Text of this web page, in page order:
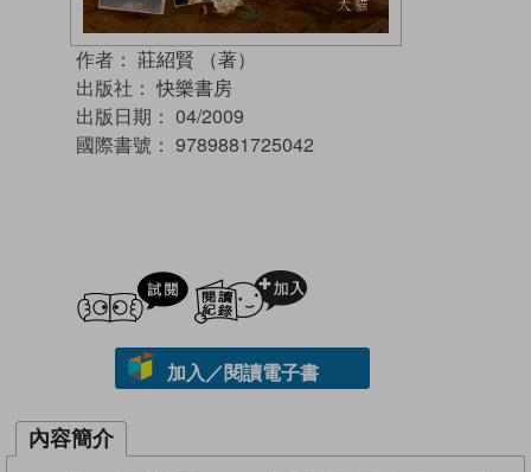
作者： 莊紹賢 （著）
出版社： 快樂書房
出版日期： 04/2009
國際書號： 9789881725042
試閲
加入／閱讀電子書
內容簡介